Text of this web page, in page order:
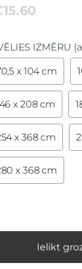
IZMĒRU
x 104 cm
x 208 cm
x 368 cm
x 368 cm
Ielikt